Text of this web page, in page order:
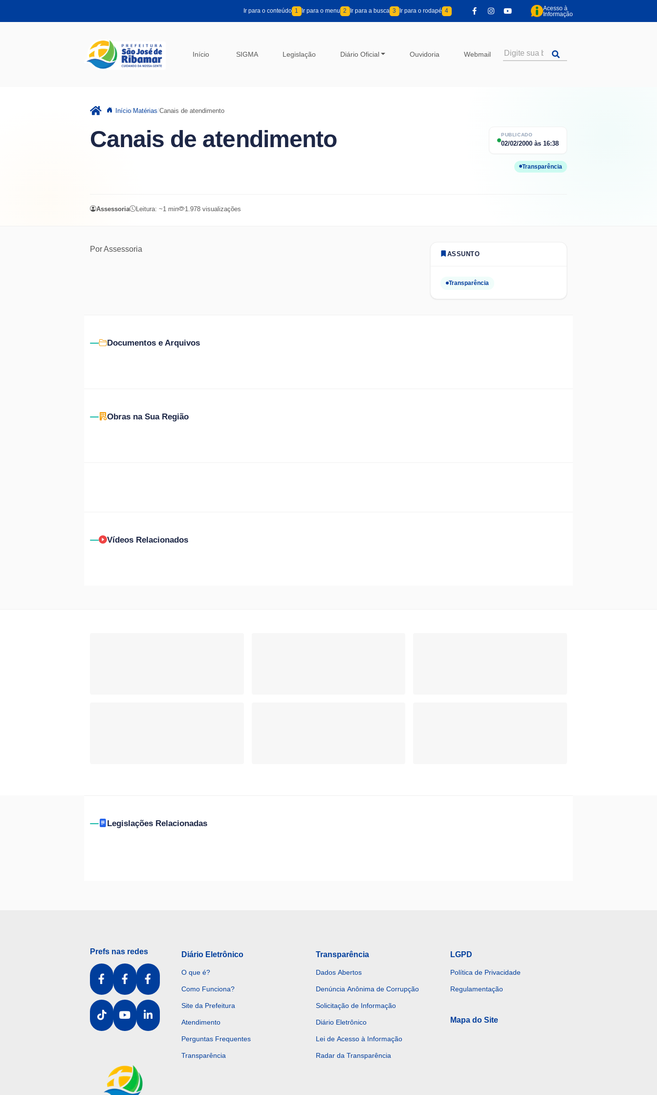
Ir para o conteúdo 1 Ir para o menu 2 Ir para a busca 3 Ir para o rodapé 4
Acesso à
Informação
Início SIGMA Legislação Diário Oficial Ouvidoria Webmail
Início Matérias Canais de atendimento
Canais de atendimento PUBLICADO
02/02/2000 às 16:38
Transparência
Assessoria Leitura: ~1 min 1.978 visualizações
PorAssessoria
ASSUNTO
Transparência
Documentos e Arquivos
Obras na Sua Região
Vídeos Relacionados
Legislações Relacionadas
Prefs nas redes Diário Eletrônico
O que é?
Como Funciona?
Site da Prefeitura
Atendimento
Perguntas Frequentes
Transparência
Transparência
Dados Abertos
Denúncia Anônima de Corrupção
Solicitação de Informação
Diário Eletrônico
Lei de Acesso à Informação
Radar da Transparência
LGPD
Política de Privacidade
Regulamentação
Mapa do Site